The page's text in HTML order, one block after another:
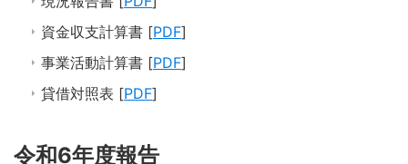
資金収支計算書 [PDF]
事業活動計算書 [PDF]
貸借対照表 [PDF]
令和6年度報告